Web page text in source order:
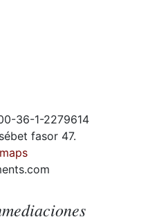
36-1-2279614
fasor 47.